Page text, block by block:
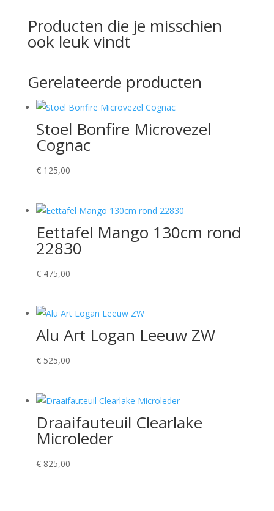
Producten die je misschien
ook leuk vindt
Gerelateerde producten
Stoel Bonfire Microvezel
Cognac
€125,00
Eettafel Mango 130cm rond
22830
€475,00
Alu Art Logan Leeuw ZW
€525,00
Draaifauteuil Clearlake
Microleder
€825,00